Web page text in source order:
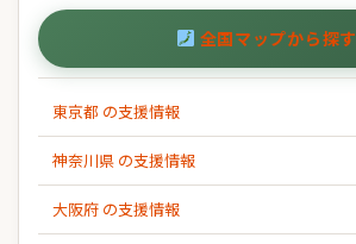
全国マップから探す
東京都 の支援情報
神奈川県 の支援情報
大阪府 の支援情報